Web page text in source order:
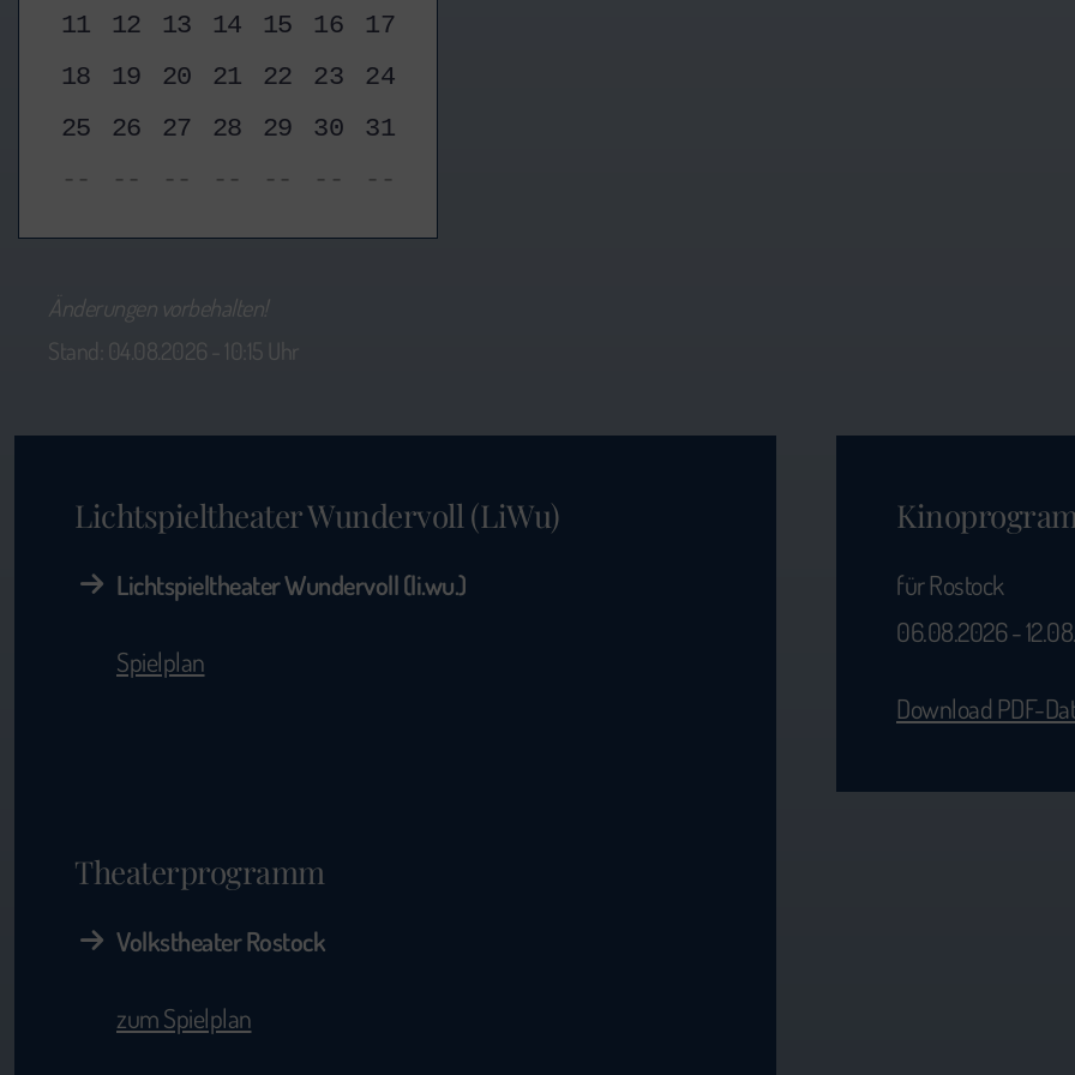
11 12 13 14 15 16
17
18
19 20 21 22 23
24
25
26 27 28 29 30
31
--
-- -- -- -- -- --
Änderungen vorbehalten!
Stand: 04.08.2026 - 10:15 Uhr
Lichtspieltheater Wundervoll (LiWu)
Lichtspieltheater Wundervoll (li.wu.)
Spielplan
für Rostock
06.08.2026 -
Download PDF-
Theaterprogramm
Volkstheater Rostock
zum Spielplan